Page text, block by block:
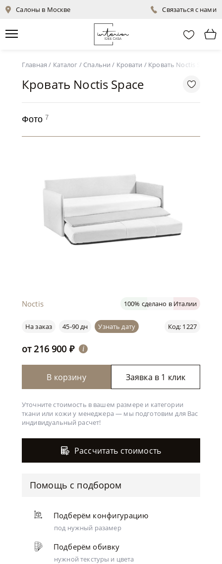
Салоны в Москве Связаться с нами
Главная / Каталог / Спальни / Кровати / Кровать Noctis Space
Кровать Noctis Space
Фото 7
Noctis 100% сделано в Италии
Код: 1227
На заказ 45-90 дн Узнать дату
от216 900 ₽ i
В корзину Заявка в 1 клик
Уточните стоимость в вашем размере и категории
ткани или кожи у менеджера — мы подготовим для Вас
индивидуальный расчет!
Рассчитать стоимость
Помощь с подбором
Подберём конфигурацию
под нужный разамер
Подберём обивку
нужной текстуры и цвета